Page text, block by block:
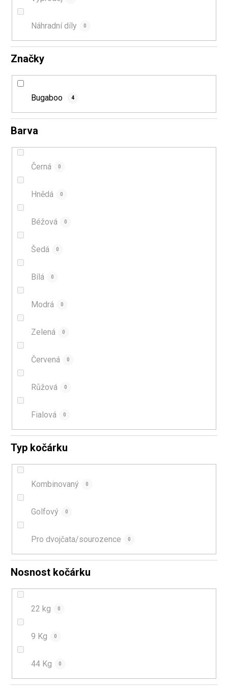
Náhradní díly 0
Značky
Bugaboo 4
Barva
Černá 0
Hnědá 0
Béžová 0
Šedá 0
Bílá 0
Modrá 0
Zelená 0
Červená 0
Růžová 0
Fialová 0
Typ kočárku
Kombinovaný 0
Golfový 0
Pro dvojčata/sourozence 0
Nosnost kočárku
22 kg 0
9 Kg 0
44 Kg 0